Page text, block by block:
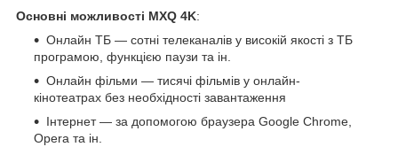
Основні можливості MXQ 4K:
Онлайн ТБ — сотні телеканалів у високій якості з ТБ
програмою, функцією паузи та ін.
Онлайн фільми — тисячі фільмів у онлайн-
кінотеатрах без необхідності завантаження
Інтернет — за допомогою браузера Google Chrome,
Opera та ін.